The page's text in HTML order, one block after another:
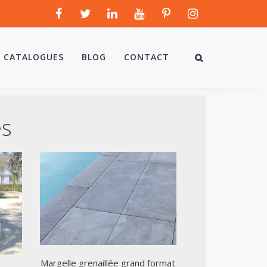
CATALOGUES BLOG CONTACT
Margelle grenaillée grand format